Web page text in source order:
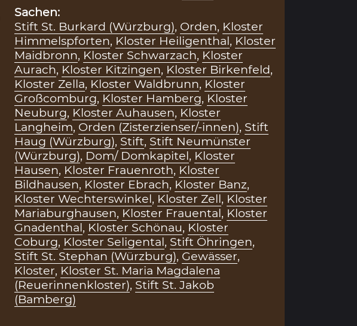
Sachen:
Stift St. Burkard (Würzburg), Orden, Kloster
Himmelspforten, Kloster Heiligenthal, Kloster
Maidbronn, Kloster Schwarzach, Kloster
Aurach, Kloster Kitzingen, Kloster Birkenfeld,
Kloster Zella, Kloster Waldbrunn, Kloster
Großcomburg, Kloster Hamberg, Kloster
Neuburg, Kloster Auhausen, Kloster
Langheim, Orden (Zisterzienser/-innen), Stift
Haug (Würzburg), Stift, Stift Neumünster
(Würzburg), Dom/ Domkapitel, Kloster
Hausen, Kloster Frauenroth, Kloster
Bildhausen, Kloster Ebrach, Kloster Banz,
Kloster Wechterswinkel, Kloster Zell, Kloster
Mariaburghausen, Kloster Frauental, Kloster
Gnadenthal, Kloster Schönau, Kloster
Coburg, Kloster Seligental, Stift Öhringen,
Stift St. Stephan (Würzburg), Gewässer,
Kloster, Kloster St. Maria Magdalena
(Reuerinnenkloster), Stift St. Jakob
(Bamberg)